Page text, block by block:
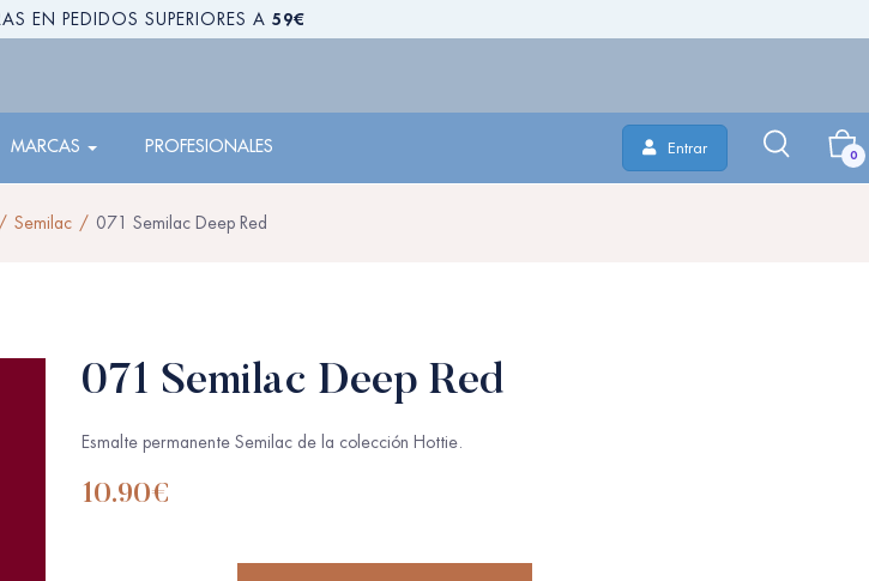
EN PEDIDOS SUPERIORES A 59€
MARCAS PROFESIONALES Entrar 0
Semilac 071 Semilac Deep Red
071 Semilac Deep Red
Esmalte permanente Semilac de la colección Hottie.
10.90€